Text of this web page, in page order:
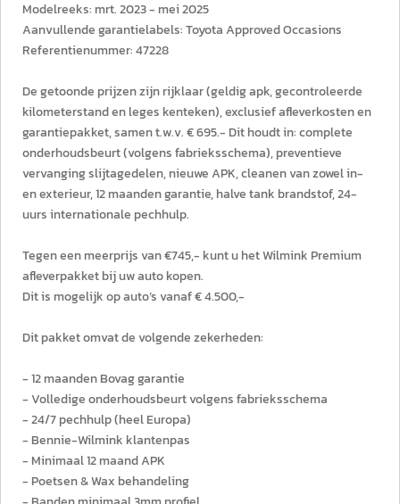
Modelreeks: mrt. 2023 - mei 2025
Aanvullende garantielabels: Toyota Approved Occasions
Referentienummer: 47228
De getoonde prijzen zijn rijklaar (geldig apk, gecontroleerde
kilometerstand en leges kenteken), exclusief afleverkosten en
garantiepakket, samen t.w.v. € 695.- Dit houdt in: complete
onderhoudsbeurt (volgens fabrieksschema), preventieve
vervanging slijtagedelen, nieuwe APK, cleanen van zowel in-
en exterieur, 12 maanden garantie, halve tank brandstof, 24-
uurs internationale pechhulp.
Tegen een meerprijs van €745,- kunt u het Wilmink Premium
afleverpakket bij uw auto kopen.
Dit is mogelijk op auto’s vanaf € 4.500,-
Dit pakket omvat de volgende zekerheden:
- 12 maanden Bovag garantie
- Volledige onderhoudsbeurt volgens fabrieksschema
- 24/7 pechhulp (heel Europa)
- Bennie-Wilmink klantenpas
- Minimaal 12 maand APK
- Poetsen & Wax behandeling